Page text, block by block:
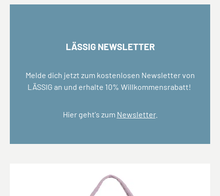
LÄSSIG NEWSLETTER
Melde dich jetzt zum kostenlosen Newsletter von
LÄSSIG an und erhalte 10% Willkommensrabatt!
Hier geht's zum Newsletter.